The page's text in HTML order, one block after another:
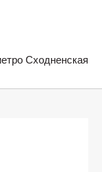
Сходненская